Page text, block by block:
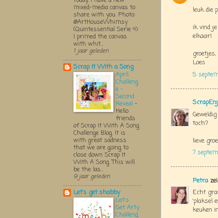
leuk die
ik vind
elkaar!
groetjes,
Loes
5
toch?
lieve
7
Petra zei
Echt
'plaksel
keuken
mixed-media canvas to
share with you. Photo:
@ArtHouseWhimsy
(Quintessential Serie 4)
I primed the canvas
with whit...
1 jaar geleden
Scrap It With a Song
April
Challeng
e -
Second
Reveal -
Hello
friends
of Scrap It With A Song
Challenge Blog. It is
with great sadness
that we are going to
close down Scrap It
With A Song. This will
be the las...
9 jaar geleden
Let's get shabby
Let's
Get Arty
Challeng